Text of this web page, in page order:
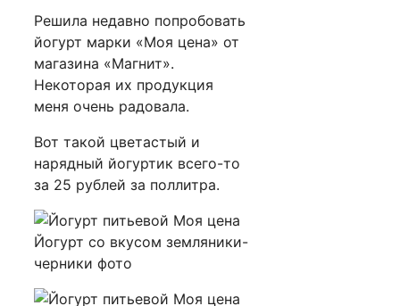
Решила недавно попробовать
йогурт марки «Моя цена» от
магазина «Магнит».
Некоторая их продукция
меня очень радовала.
Вот такой цветастый и
нарядный йогуртик всего-то
за 25 рублей за поллитра.